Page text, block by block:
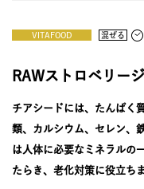
よ
VITAFOOD 混ぜる
RAWストロベリー
チアシードには、たんぱく
類、カルシウム、セレン、
は人体に必要なミネラルの
たらき、老化対策に役立ちま